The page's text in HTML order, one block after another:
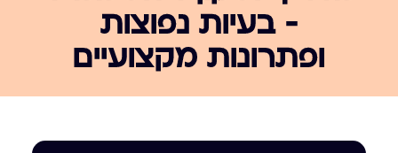
– בעיות נפוצות
ופתרונות מקצועיים